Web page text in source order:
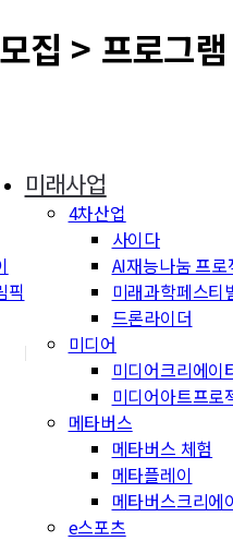
집 > 프로그램
픽
미래사업
4차산업
사이다
AI재능나눔 프로
미래과학페스티
드론라이더
미디어
미디어크리에이
미디어아트프로
메타버스
메타버스 체험
메타플레이
메타버스크리에
e스포츠